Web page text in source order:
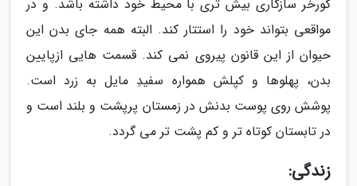
گورخر سازگاری بیش تری با محیط خود داشته باشد. و در
مواقعی بتواند خود را استتار کند. البته همه جای بدن این
حیوان از این قانون پیروی نمی کند. قسمت هایی ازپایین
بدن، پهلوها و کپلش همواره سفیدِ مایل به زرد است.
پوشش روی پوست بدنش در زمستان پرپشت و بلند است و
در تابستان کوتاه تر و کم پشت تر می گردد.
زندگی: